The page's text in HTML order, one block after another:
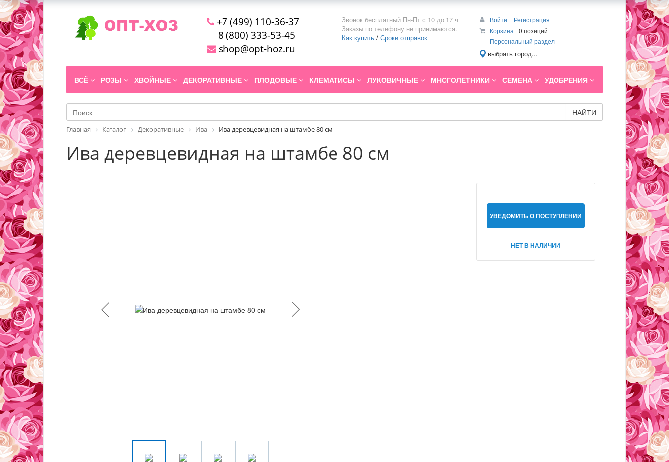
+7 (499) 110-36-37
8 (800) 333-53-45
shop@opt-hoz.ru
Звонок бесплатный Пн-Пт с 10 до 17 ч
Заказы по телефону не принимаются.
Как купить / Сроки отправок
Войти
Регистрация
Корзина
0 позиций
Персональный раздел
выбрать город...
ВСЁ РОЗЫ ХВОЙНЫЕ ДЕКОРАТИВНЫЕ ПЛОДОВЫЕ КЛЕМАТИСЫ ЛУКОВИЧНЫЕ МНОГОЛЕТНИКИ СЕМЕНА УДОБРЕНИЯ
НАЙТИ
Главная Каталог Декоративные Ива Ива деревцевидная на штамбе 80 см
Ива деревцевидная на штамбе 80 см
УВЕДОМИТЬ О ПОСТУПЛЕНИИ
НЕТ В НАЛИЧИИ